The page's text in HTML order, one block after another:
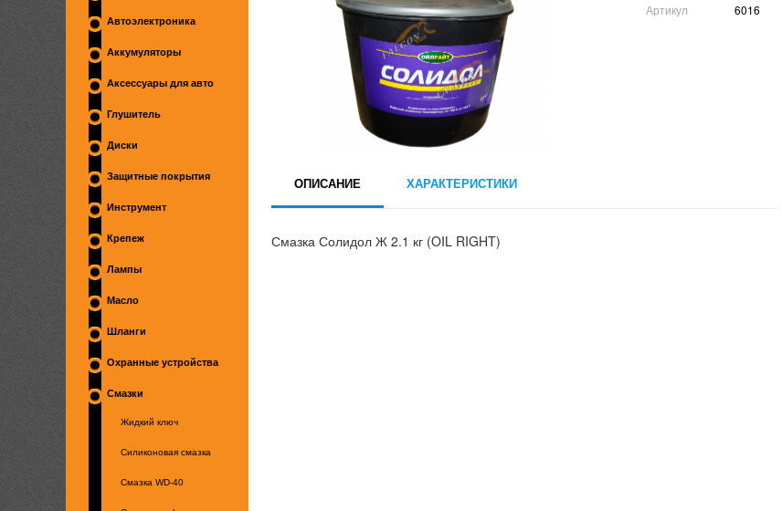
Автоэлектроника
Аккумуляторы
Аксессуары для авто
Глушитель
Диски
Защитные покрытия
Инструмент
Крепеж
Лампы
Масло
Шланги
Охранные устройства
Смазки
Жидкий ключ
Силиконовая смазка
Смазка WD-40
Артикул
6016
ОПИСАНИЕ ХАРАКТЕРИСТИКИ
Смазка Солидол Ж 2.1 кг (OIL RIGHT)